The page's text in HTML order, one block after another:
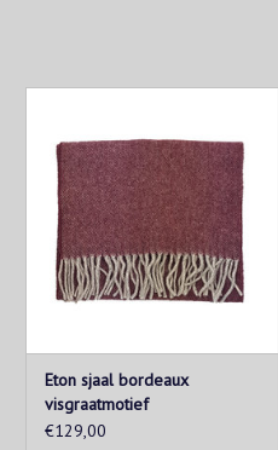
de temperaturen dalen en
gemakkelijk te combineren.
TOEVOEGEN AAN WINKELWAGEN
Eton sjaal bordeaux
visgraatmotief
€129,00